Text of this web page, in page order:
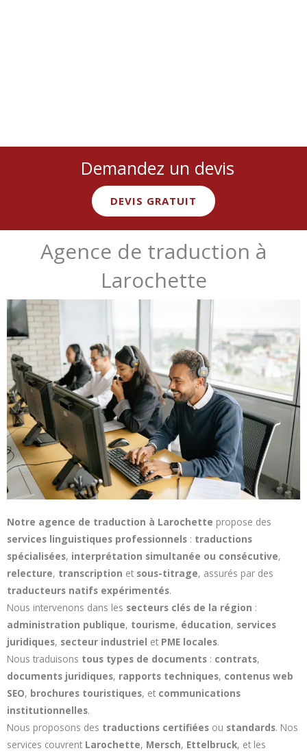
Demandez un devis
DEVIS GRATUIT
Agence de traduction à
Larochette
Notre agence de traduction à Larochette propose des
services linguistiques professionnels : traductions
spécialisées, interprétation simultanée ou consécutive,
relecture, transcription et sous-titrage, assurés par des
traducteurs natifs expérimentés.
Nous intervenons dans les secteurs clés de la région :
administration publique, tourisme, éducation, services
juridiques, secteur industriel et PME locales.
Nous traduisons tous types de documents : contrats,
documents juridiques, rapports techniques, contenus web
SEO, brochures touristiques, et communications
institutionnelles.
Nous proposons des traductions certifiées ou standards. Nos
services couvrent Larochette, Mersch, Ettelbruck, et les